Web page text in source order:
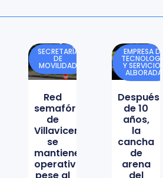
SECRETARÍA
DE
MOVILIDAD
Red
semafórica
de
Villavicencio
se
mantiene
operativa
EMPRESA DE
TECNOLOGÍA
Y SERVICIOS
ALBORADA
Después
de 10
años,
la
cancha
de
arena